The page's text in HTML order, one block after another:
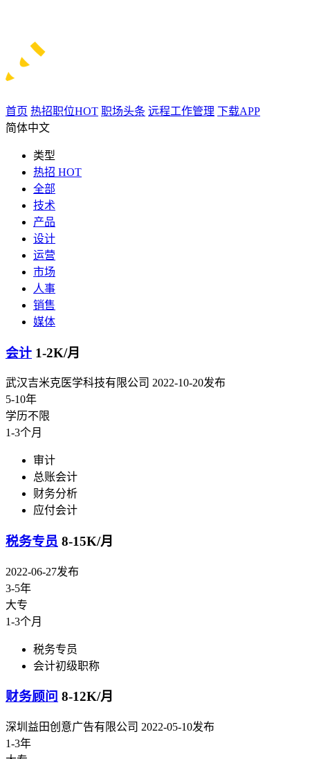
首页 热招职位HOT 职场头条 远程工作管理 下载APP
简体中文
类型
热招 HOT
全部
技术
产品
设计
运营
市场
人事
销售
媒体
会计 1-2K/月
武汉吉米克医学科技有限公司 2022-10-20发布
5-10年
学历不限
1-3个月
审计
总账会计
财务分析
应付会计
税务专员 8-15K/月
2022-06-27发布
3-5年
大专
1-3个月
税务专员
会计初级职称
财务顾问 8-12K/月
深圳益田创意广告有限公司 2022-05-10发布
1-3年